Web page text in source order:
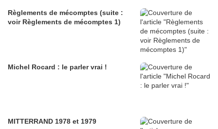
Règlements de mécomptes (suite :
voir Règlements de mécomptes 1)
Michel Rocard : le parler vrai !
MITTERRAND 1978 et 1979